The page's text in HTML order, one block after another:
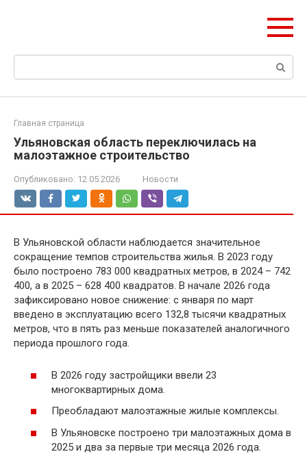
Поиск:
Главная страница
Ульяновская область переключилась на
малоэтажное строительство
Опубликовано: 12.05.2026 Новости
В Ульяновской области наблюдается значительное
сокращение темпов строительства жилья. В 2023 году
было построено 783 000 квадратных метров, в 2024 – 742
400, а в 2025 – 628 400 квадратов. В начале 2026 года
зафиксировано новое снижение: с января по март
введено в эксплуатацию всего 132,8 тысячи квадратных
метров, что в пять раз меньше показателей аналогичного
периода прошлого года.
В 2026 году застройщики ввели 23
многоквартирных дома.
Преобладают малоэтажные жилые комплексы.
В Ульяновске построено три малоэтажных дома в
2025 и два за первые три месяца 2026 года.